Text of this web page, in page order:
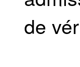
de